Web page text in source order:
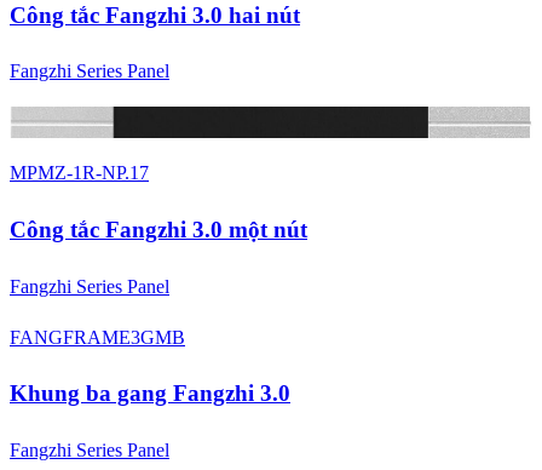
Công tắc Fangzhi 3.0 hai nút
Fangzhi Series Panel
4 màu
MPMZ-1R-NP.17
Công tắc Fangzhi 3.0 một nút
Fangzhi Series Panel
FANGFRAME3GMB
Khung ba gang Fangzhi 3.0
Fangzhi Series Panel